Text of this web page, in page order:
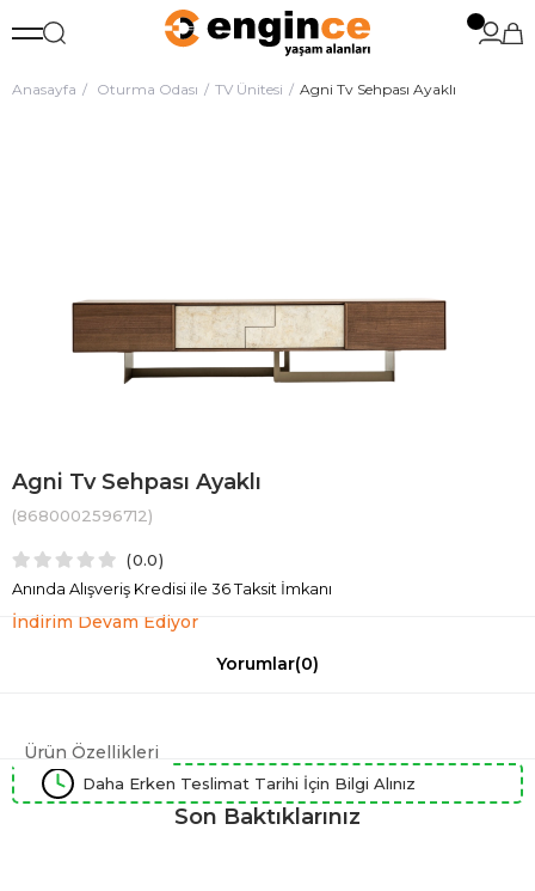
Anasayfa Oturma Odası TV Ünitesi Agni Tv Sehpası Ayaklı
Agni Tv Sehpası Ayaklı
(8680002596712)
0.0
Anında Alışveriş Kredisi ile 36 Taksit İmkanı
İndirim Devam Ediyor
Yorumlar(0)
Ürün Özellikleri
Daha Erken Teslimat Tarihi İçin Bilgi Alınız
Son Baktıklarınız